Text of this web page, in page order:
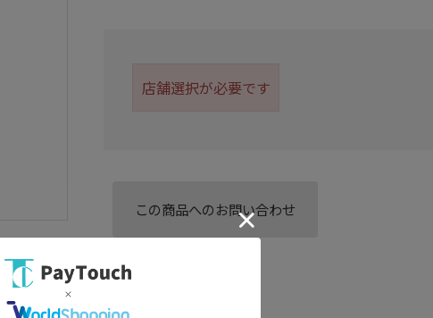
店舗選択が必要です
この商品へのお問い合わせ